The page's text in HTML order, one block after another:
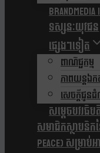
ទស្សនៈយុវជន
ផ្សេងៗទៀត
ពាណិជ្ជកម្ម
ភាពយន្តឯក
សេចក្តីជូន
សម្តេចបវរធិ
សមាជិកស្ថាបនិក
Peace) សម្រាប់